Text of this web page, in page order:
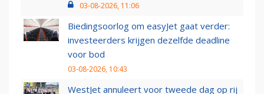
03-08-2026, 11:06
Biedingsoorlog om easyJet gaat verder:
investeerders krijgen dezelfde deadline
voor bod
03-08-2026, 10:43
WestJet annuleert voor tweede dag op rij